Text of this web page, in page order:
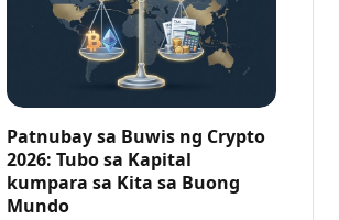
Patnubay sa Buwis ng Crypto
2026: Tubo sa Kapital
kumpara sa Kita sa Buong
Mundo